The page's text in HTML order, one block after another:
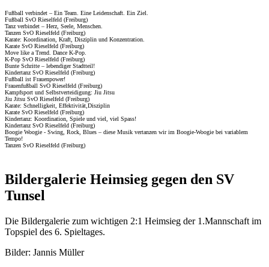
Fußball verbindet – Ein Team. Eine Leidenschaft. Ein Ziel.
Fußball SvO Rieselfeld (Freiburg)
Tanz verbindet – Herz, Seele, Menschen.
Tanzen SvO Rieselfeld (Freiburg)
Karate: Koordination, Kraft, Disziplin und Konzentration.
Karate SvO Rieselfeld (Freiburg)
Move like a Trend. Dance K-Pop.
K-Pop SvO Rieselfeld (Freiburg)
Bunte Schritte – lebendiger Stadtteil!
Kindertanz SvO Rieselfeld (Freiburg)
Fußball ist Frauenpower!
Frauenfußball SvO Rieselfeld (Freiburg)
Kampfsport und Selbstverteidigung: Jiu Jitsu
Jiu Jitsu SvO Rieselfeld (Freiburg)
Karate: Schnelligkeit, Effektivität,Disziplin
Karate SvO Rieselfeld (Freiburg)
Kindertanz: Koordination, Spiele und viel, viel Spass!
Kindertanz SvO Rieselfeld (Freiburg)
Boogie Woogie - Swing, Rock, Blues – diese Musik vertanzen wir im Boogie-Woogie bei variablem
Tempo!
Tanzen SvO Rieselfeld (Freiburg)
Bildergalerie Heimsieg gegen den SV
Tunsel
Die Bildergalerie zum wichtigen 2:1 Heimsieg der 1.Mannschaft im
Topspiel des 6. Spieltages.
Bilder: Jannis Müller